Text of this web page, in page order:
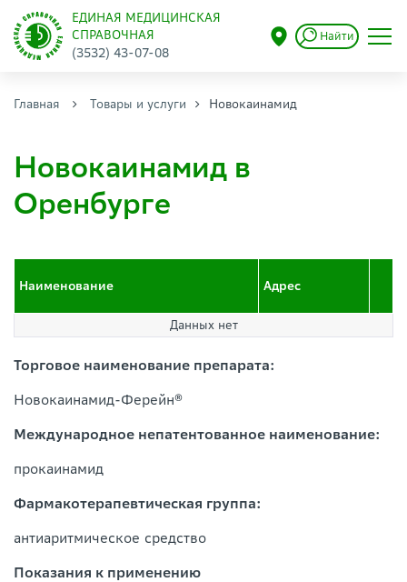
ЕДИНАЯ МЕДИЦИНСКАЯ
СПРАВОЧНАЯ
(3532) 43-07-08
Найти
Главная Товары и услуги Новокаинамид
Новокаинамид в
Оренбурге
Наименование Адрес
Данных нет
Торговое наименование препарата:
Новокаинамид-Ферейн®
Международное непатентованное наименование:
прокаинамид
Фармакотерапевтическая группа:
антиаритмическое средство
Показания к применению